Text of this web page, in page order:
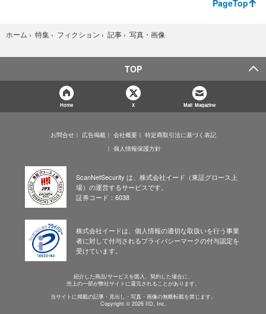
PageTop
ホーム › 特集 › フィクション › 記事 › 写真・画像
TOP
Home X Mail Magazine
お問合せ 広告掲載 会社概要
特定商取引法に基づく表記
個人情報保護方針
ScanNetSecurity は、株式会社イード（東証グロース上
場）の運営するサービスです。
証券コード：6038
株式会社イードは、個人情報の適切な取扱いを行う事業
者に対して付与されるプライバシーマークの付与認定を
受けています。
紹介した商品/サービスを購入、契約した場合に、
売上の一部が弊社サイトに還元されることがあります。
当サイトに掲載の記事・見出し・写真・画像の無断転載を禁じます。
Copyright © 2026 IID, Inc.